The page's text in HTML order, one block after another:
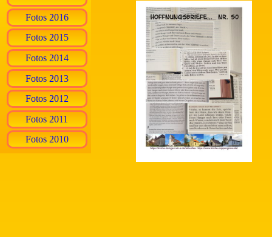
Fotos 2016
Fotos 2015
Fotos 2014
Fotos 2013
Fotos 2012
Fotos 2011
Fotos 2010